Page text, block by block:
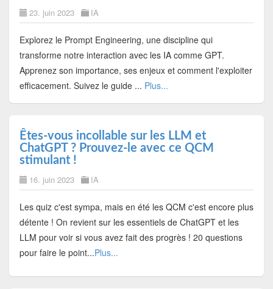
23. juin 2023 IA
Explorez le Prompt Engineering, une discipline qui
transforme notre interaction avec les IA comme GPT.
Apprenez son importance, ses enjeux et comment l'exploiter
efficacement. Suivez le guide ... Plus...
Êtes-vous incollable sur les LLM et
ChatGPT ? Prouvez-le avec ce QCM
stimulant !
16. juin 2023 IA
Les quiz c'est sympa, mais en été les QCM c'est encore plus
détente ! On revient sur les essentiels de ChatGPT et les
LLM pour voir si vous avez fait des progrès ! 20 questions
pour faire le point...Plus...